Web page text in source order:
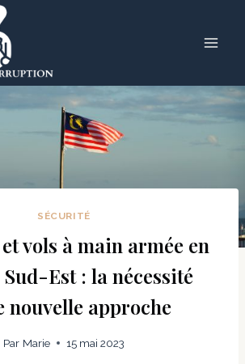
SÉCURITÉ
vols à main armée en
Est : la nécessité
nouvelle approche
Par Marie 15 mai 2023